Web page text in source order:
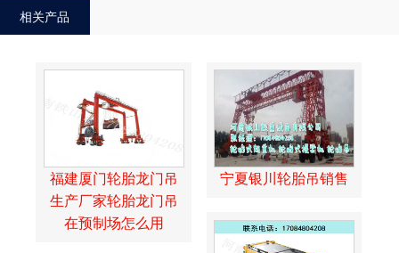
相关产品
福建厦门轮胎龙门吊
生产厂家轮胎龙门吊
在预制场怎么用
宁夏银川轮胎吊销售